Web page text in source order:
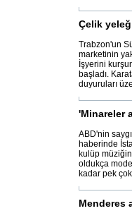
Çelik
Trabzon'un
marketinin
İşyerini
başladı.
duyuruları
'Minareler
ABD'nin
haberinde
kulüp
oldukça
kadar pek
Menderes